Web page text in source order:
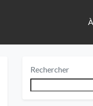
Rechercher